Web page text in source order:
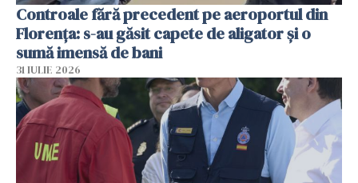
Controale fără precedent pe aeroportul din
Florența: s-au găsit capete de aligator și o
sumă imensă de bani
31 IULIE 2026